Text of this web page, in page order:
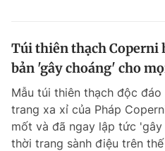
Túi thiên thạch Coperni
bản 'gây choáng' cho
Mẫu túi thiên thạch độc
trang xa xỉ của Pháp
mốt và đã ngay lập tức
thời trang sành điệu trên